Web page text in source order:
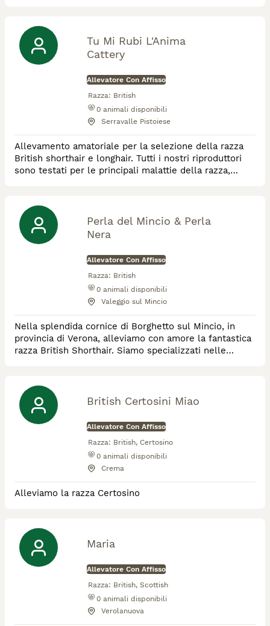
Tu Mi Rubi L'Anima
Cattery
Allevatore Con Affisso
Razza: British
0 animali disponibili
Serravalle Pistoiese
Allevamento amatoriale per la selezione della razza
British shorthair e longhair. Tutti i nostri riproduttori
sono testati per le principali malattie della razza,
Perla del Mincio & Perla
Nera
Allevatore Con Affisso
Razza: British
0 animali disponibili
Valeggio sul Mincio
Nella splendida cornice di Borghetto sul Mincio, in
provincia di Verona, alleviamo con amore la fantastica
razza British Shorthair. Siamo specializzati nelle
per eccellenza, affettuoso, partecipe e
tranquillo....impossibile non amarli! I nostri adorati
gatti vivono in famiglia con noi,
British Certosini Miao
Allevatore Con Affisso
Razza: British, Certosino
0 animali disponibili
Crema
Alleviamo la razza Certosino
Maria
Allevatore Con Affisso
Razza: British, Scottish
0 animali disponibili
Verolanuova